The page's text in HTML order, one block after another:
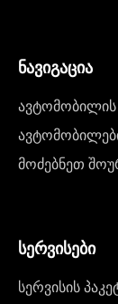
ნავიგაცია
ავტომობილის
მოძებნეთ
სერვისები
სერვისის